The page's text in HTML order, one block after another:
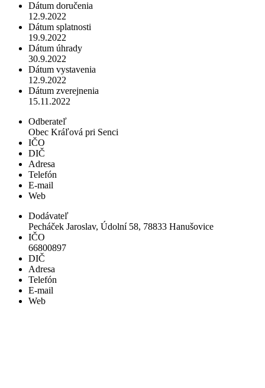
Dátum doručenia
12.9.2022
Dátum splatnosti
19.9.2022
Dátum úhrady
30.9.2022
Dátum vystavenia
12.9.2022
Dátum zverejnenia
15.11.2022
Odberateľ
Obec Kráľová pri Senci
IČO
DIČ
Adresa
Telefón
E-mail
Web
Dodávateľ
Pecháček Jaroslav, Údolní 58, 78833 Hanušovice
IČO
66800897
DIČ
Adresa
Telefón
E-mail
Web